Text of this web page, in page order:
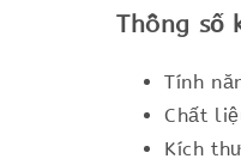
Thông số
Tính
Chất
Kích